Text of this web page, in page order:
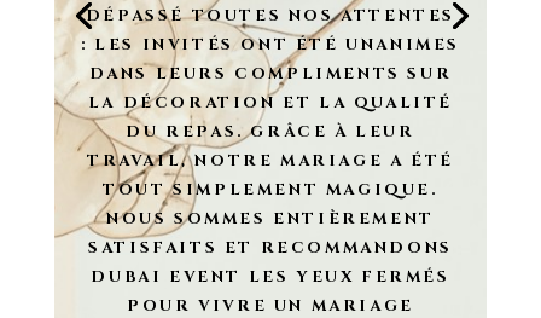
DÉPASSÉ TOUTES NOS ATTENTES
: LES INVITÉS ONT ÉTÉ UNANIMES
DANS LEURS COMPLIMENTS SUR
LA DÉCORATION ET LA QUALITÉ
DU REPAS. GRÂCE À LEUR
TRAVAIL, NOTRE MARIAGE A ÉTÉ
TOUT SIMPLEMENT MAGIQUE.
NOUS SOMMES ENTIÈREMENT
SATISFAITS ET RECOMMANDONS
DUBAI EVENT LES YEUX FERMÉS
POUR VIVRE UN MARIAGE